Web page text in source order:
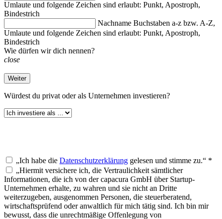
Umlaute und folgende Zeichen sind erlaubt: Punkt, Apostroph,
Bindestrich
Nachname Buchstaben a-z bzw. A-Z,
Umlaute und folgende Zeichen sind erlaubt: Punkt, Apostroph,
Bindestrich
Wie dürfen wir dich nennen?
close
Weiter
Würdest du privat oder als Unternehmen investieren?
„Ich habe die Datenschutzerklärung gelesen und stimme zu.“ *
„Hiermit versichere ich, die Vertraulichkeit sämtlicher
Informationen, die ich von der capacura GmbH über Startup-
Unternehmen erhalte, zu wahren und sie nicht an Dritte
weiterzugeben, ausgenommen Personen, die steuerberatend,
wirtschaftsprüfend oder anwaltlich für mich tätig sind. Ich bin mir
bewusst, dass die unrechtmäßige Offenlegung von